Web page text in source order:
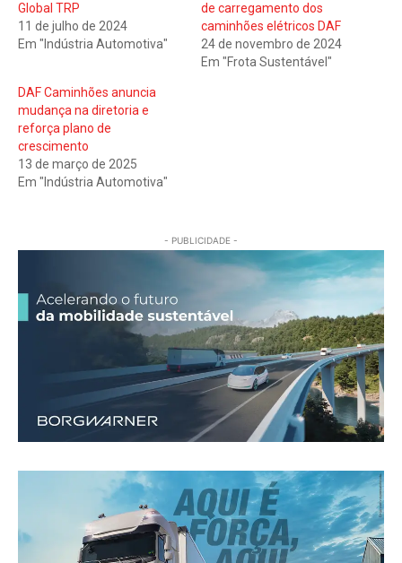
Global TRP
11 de julho de 2024
Em "Indústria Automotiva"
de carregamento dos
caminhões elétricos DAF
24 de novembro de 2024
Em "Frota Sustentável"
DAF Caminhões anuncia
mudança na diretoria e
reforça plano de
crescimento
13 de março de 2025
Em "Indústria Automotiva"
- PUBLICIDADE -